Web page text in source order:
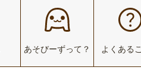
あそびーずって？ よくある